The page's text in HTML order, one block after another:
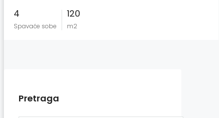
4
Spavaće sobe
120
m2
Pretraga